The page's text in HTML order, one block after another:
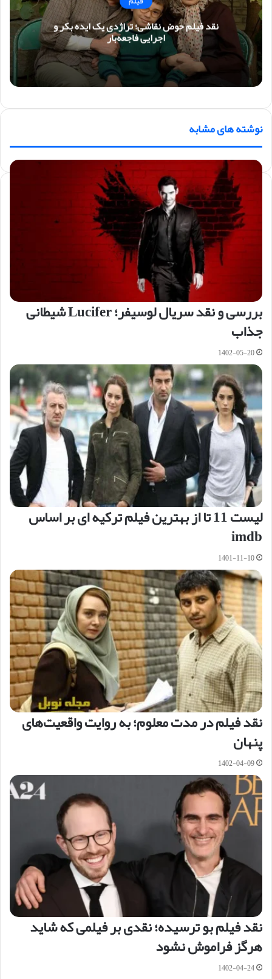
نقد فیلم حوض نقاشی؛ تراژدی یک ایده بکر و
اجرایی فاجعه‌بار
نوشته های مشابه
بررسی و نقد سریال لوسیفر؛ Lucifer شیطانی
جذاب
1402-05-20
لیست 11 تا از بهترین فیلم ترکیه ای بر اساس
imdb
1401-11-10
نقد فیلم در مدت معلوم؛ به روایت واقعیت‌های
پنهان
1402-04-09
نقد فیلم بو ترسیده؛ نقدی بر فیلمی که شاید
هرگز فراموش نشود
1402-04-24